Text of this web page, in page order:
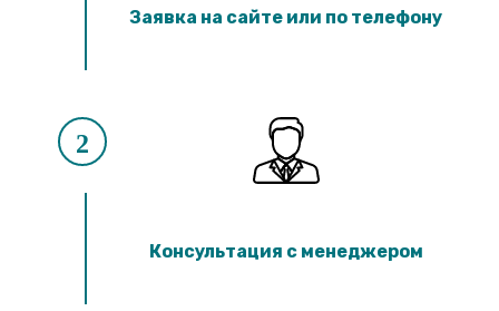
Лотки ЛК 75.60.60
Лотки ЛК 75.45.60
Лотки ЛК 300.150.45
Лотки ЛК 75.120.45
Лотки ЛК 75.90.45
Лотки ЛК 300.60.45
Заявка на сайте или по телефону
2
Консультация с менеджером